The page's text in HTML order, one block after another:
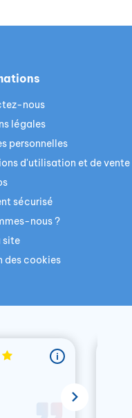
nous
légales
personnelles
d'utilisation et de vente
sécurisé
nous ?
site
des cookies